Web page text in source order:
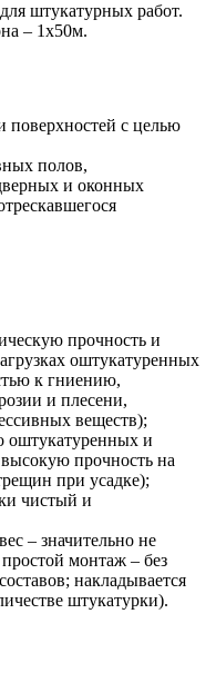
штукатурных работ.
– 1х50м.
поверхностей с целью
полов,
и оконных
прочность и
оштукатуренных
к гниению,
и плесени,
веществ);
оштукатуренных и
прочность на
при усадке);
чистый и
– значительно не
монтаж – без
накладывается
штукатурки).